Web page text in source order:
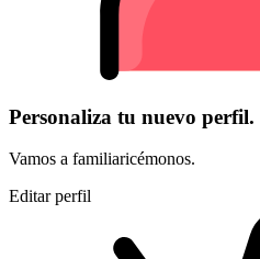
Personaliza tu nuevo perfil.
Vamos a familiaricémonos.
Editar perfil